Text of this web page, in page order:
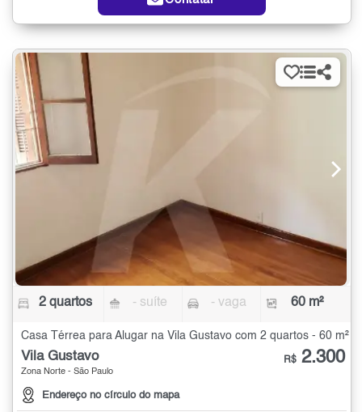
2 quartos - suíte - vaga 60 m²
Casa Térrea para Alugar na Vila Gustavo com 2 quartos - 60 m²
Vila Gustavo
Zona Norte - São Paulo
Endereço no círculo do mapa
R$ 2.300